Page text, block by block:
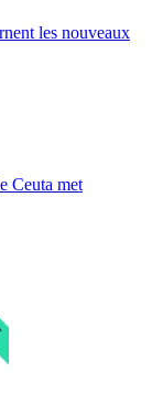
les nouveaux
Ceuta met